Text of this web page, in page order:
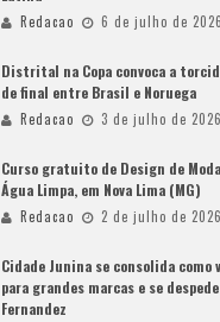
Redacao 6 de julho de 2026
Distrital na Copa convoca a
de final entre Brasil e Noruega
Redacao 3 de julho de 2026
Curso gratuito de Design de
Água Limpa, em Nova Lima (MG)
Redacao 2 de julho de 2026
Cidade Junina se consolida
para grandes marcas e se
Fernandez